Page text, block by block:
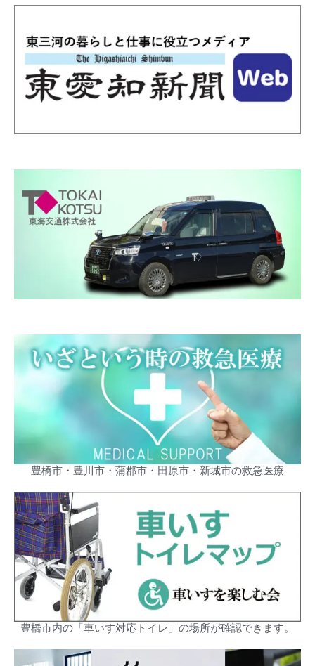
豊橋市・豊川市・蒲郡市・田原市・新城市の救急医療
豊橋市内の「車いす対応トイレ」の場所が確認できます。